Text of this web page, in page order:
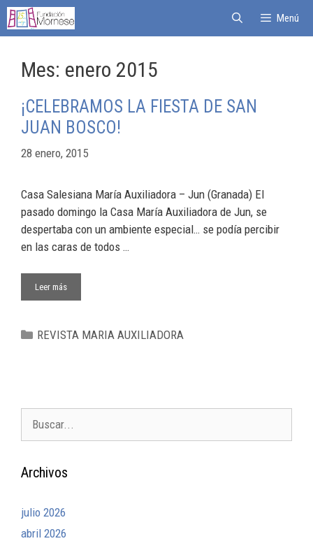
Menú
Mes: enero 2015
¡CELEBRAMOS LA FIESTA DE SAN
JUAN BOSCO!
28 enero, 2015
Casa Salesiana María Auxiliadora – Jun (Granada) El
pasado domingo la Casa María Auxiliadora de Jun, se
despertaba con un ambiente especial… se podía percibir
en las caras de todos …
Leer más
REVISTA MARIA AUXILIADORA
Archivos
julio 2026
abril 2026